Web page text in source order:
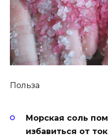
Польза
Морская соль
избавиться от